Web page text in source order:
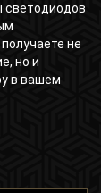
светодиодов
не
но и
в вашем